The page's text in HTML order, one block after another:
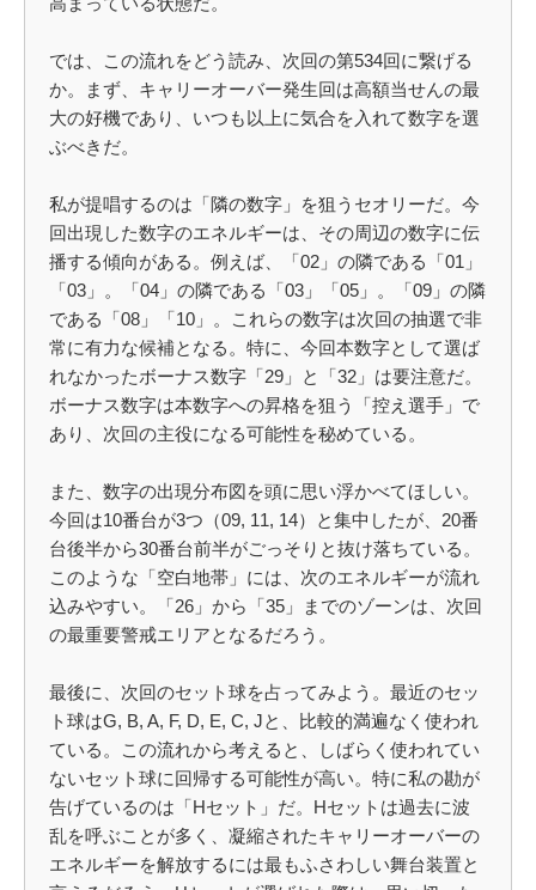
では、この流れをどう読み、次回の第534回に繋げる
か。まず、キャリーオーバー発生回は高額当せんの最
大の好機であり、いつも以上に気合を入れて数字を選
ぶべきだ。
私が提唱するのは「隣の数字」を狙うセオリーだ。今
回出現した数字のエネルギーは、その周辺の数字に伝
播する傾向がある。例えば、「02」の隣である「01」
「03」。「04」の隣である「03」「05」。「09」の隣
である「08」「10」。これらの数字は次回の抽選で非
常に有力な候補となる。特に、今回本数字として選ば
れなかったボーナス数字「29」と「32」は要注意だ。
ボーナス数字は本数字への昇格を狙う「控え選手」で
あり、次回の主役になる可能性を秘めている。
また、数字の出現分布図を頭に思い浮かべてほしい。
今回は10番台が3つ（09, 11, 14）と集中したが、20番
台後半から30番台前半がごっそりと抜け落ちている。
このような「空白地帯」には、次のエネルギーが流れ
込みやすい。「26」から「35」までのゾーンは、次回
の最重要警戒エリアとなるだろう。
最後に、次回のセット球を占ってみよう。最近のセッ
ト球はG, B, A, F, D, E, C, Jと、比較的満遍なく使われ
ている。この流れから考えると、しばらく使われてい
ないセット球に回帰する可能性が高い。特に私の勘が
告げているのは「Hセット」だ。Hセットは過去に波
乱を呼ぶことが多く、凝縮されたキャリーオーバーの
エネルギーを解放するには最もふさわしい舞台装置と